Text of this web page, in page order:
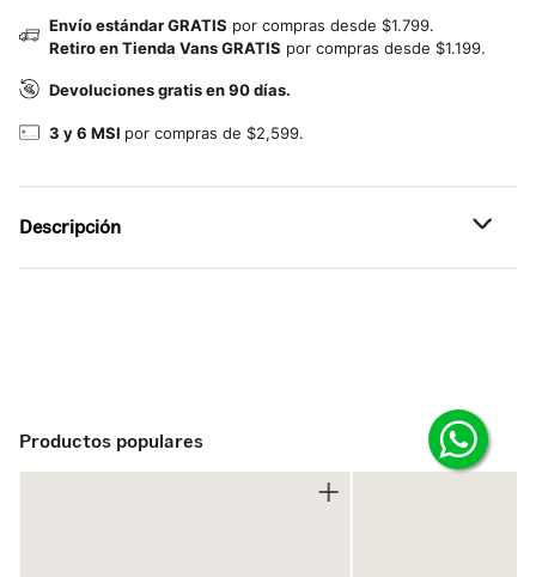
Envío estándar GRATIS por compras desde $1.799.
Retiro en Tienda Vans GRATIS por compras desde $1.199.
Devoluciones gratis en 90 días.
3 y 6 MSI por compras de $2,599.
Descripción
para teléfono y el clip para llaves facilitan el acceso
rápido. Ideal para viajes o para ir al trabajo, esta mochila
combina discreción y eficiencia.
Productos populares